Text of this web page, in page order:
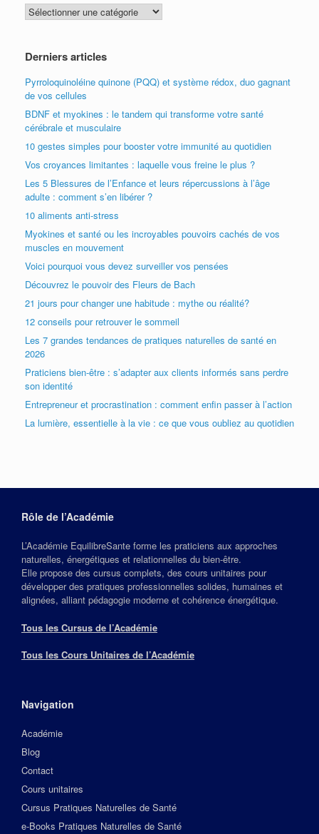
Catégories
articles
Derniers articles
Pyrroloquinoléine quinone (PQQ) et système rédox, duo gagnant
de vos cellules
BDNF et myokines : le tandem qui transforme votre santé
cérébrale et musculaire
10 gestes simples pour booster votre immunité au quotidien
Vos croyances limitantes : laquelle vous freine le plus ?
Les 5 Blessures de l’Enfance et leurs répercussions à l’âge
adulte : comment s’en libérer ?
10 aliments anti-stress
Myokines et santé ou les incroyables pouvoirs cachés de vos
muscles en mouvement
Voici pourquoi vous devez surveiller vos pensées
Découvrez le pouvoir des Fleurs de Bach
21 jours pour changer une habitude : mythe ou réalité?
12 conseils pour retrouver le sommeil
Les 7 grandes tendances de pratiques naturelles de santé en
2026
Praticiens bien-être : s’adapter aux clients informés sans perdre
son identité
Entrepreneur et procrastination : comment enfin passer à l’action
La lumière, essentielle à la vie : ce que vous oubliez au quotidien
Rôle de l’Académie
L’Académie EquilibreSante forme les praticiens aux approches
naturelles, énergétiques et relationnelles du bien‑être.
Elle propose des cursus complets, des cours unitaires pour
développer des pratiques professionnelles solides, humaines et
alignées, alliant pédagogie moderne et cohérence énergétique.
Tous les Cursus de l’Académie
Tous les Cours Unitaires de l’Académie
Navigation
Académie
Blog
Contact
Cours unitaires
Cursus Pratiques Naturelles de Santé
e-Books Pratiques Naturelles de Santé